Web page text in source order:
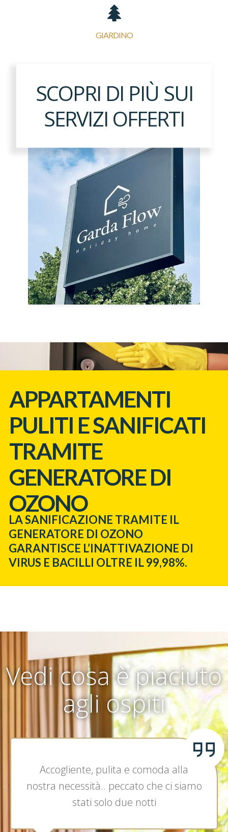
GIARDINO
SCOPRI DI PIÙ SUI
SERVIZI OFFERTI
APPARTAMENTI
PULITI E SANIFICATI
TRAMITE
GENERATORE DI
OZONO
LA SANIFICAZIONE TRAMITE IL
GENERATORE DI OZONO
GARANTISCE L’INATTIVAZIONE DI
VIRUS E BACILLI OLTRE IL 99,98%.
Vedi cosa è piaciuto
agli ospiti
Accogliente, pulita e comoda alla
nostra necessità.. peccato che ci siamo
stati solo due notti